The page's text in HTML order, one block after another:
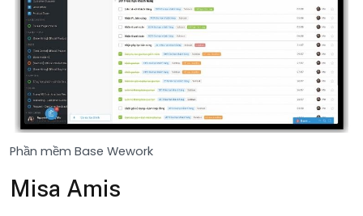
Phần mềm Base Wework
Misa Amis